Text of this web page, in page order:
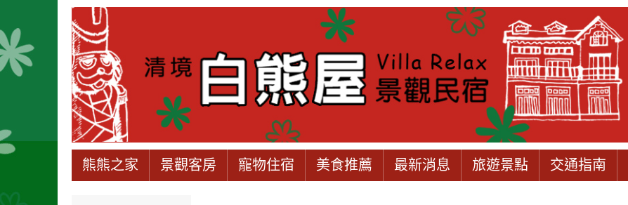
熊熊之家 景觀客房 寵物住宿 美食推薦 最新消息 旅遊景點 交通指南